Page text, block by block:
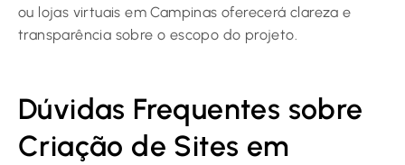
ou lojas virtuais em Campinas oferecerá clareza e
transparência sobre o escopo do projeto.
Dúvidas Frequentes sobre
Criação de Sites em